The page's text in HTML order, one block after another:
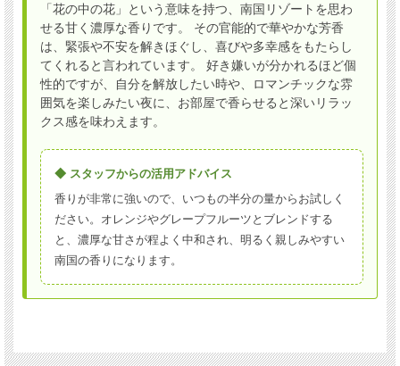
「花の中の花」という意味を持つ、南国リゾートを思わ
せる甘く濃厚な香りです。 その官能的で華やかな芳香
は、緊張や不安を解きほぐし、喜びや多幸感をもたらし
てくれると言われています。 好き嫌いが分かれるほど個
性的ですが、自分を解放したい時や、ロマンチックな雰
囲気を楽しみたい夜に、お部屋で香らせると深いリラッ
クス感を味わえます。
◆ スタッフからの活用アドバイス
香りが非常に強いので、いつもの半分の量からお試しく
ださい。オレンジやグレープフルーツとブレンドする
と、濃厚な甘さが程よく中和され、明るく親しみやすい
南国の香りになります。